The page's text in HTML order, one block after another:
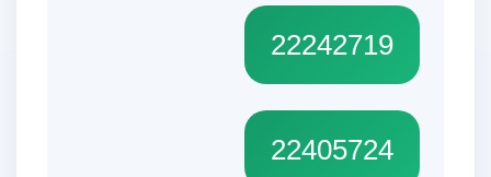
22242719
22405724